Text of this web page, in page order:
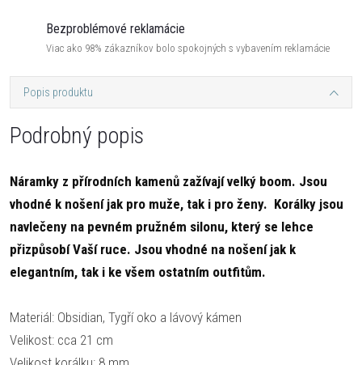
Bezproblémové reklamácie
Viac ako 98% zákazníkov bolo spokojných s vybavením reklamácie
Popis produktu
Podrobný popis
Náramky z přírodních kamenů zažívají velký boom. Jsou
vhodné k nošení jak pro muže, tak i pro ženy. Korálky jsou
navlečeny na pevném pružném silonu, který se lehce
přizpůsobí Vaší ruce. Jsou vhodné na nošení jak k
elegantním, tak i ke všem ostatním outfitům.
Materiál: Obsidian, Tygří oko a lávový kámen
Velikost: cca 21 cm